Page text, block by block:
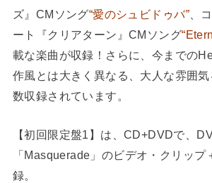
ズ』CMソング“愛のシュビドゥバ”、
ート『クリアターン』CMソング
載な楽曲が収録！さらに、今までの
作風とは大きく異なる、大人な雰囲
数収録されています。
【初回限定盤1】は、CD+DVDで、
「Masquerade」のビデオ・クリップ
録。